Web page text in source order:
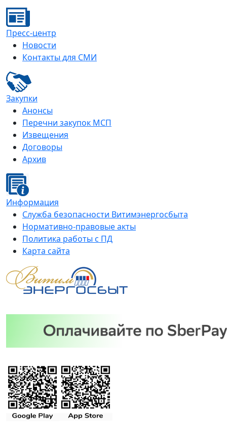
Пресс-центр
Новости
Контакты для СМИ
Закупки
Анонсы
Перечни закупок МСП
Извещения
Договоры
Архив
Информация
Служба безопасности Витимэнергосбыта
Нормативно-правовые акты
Политика работы с ПД
Карта сайта